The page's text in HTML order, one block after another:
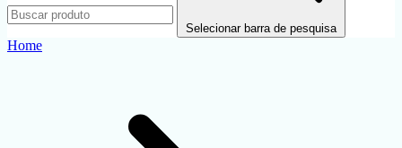
Selecionar barra de pesquisa
Home